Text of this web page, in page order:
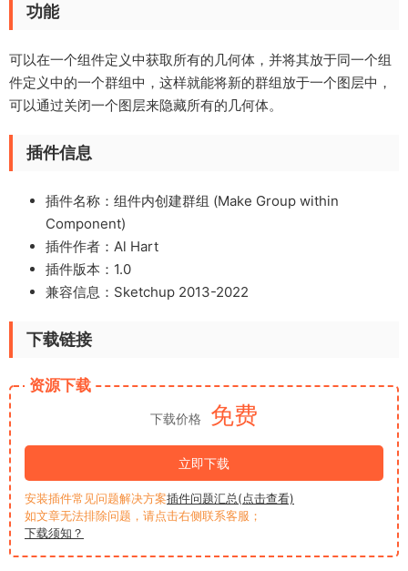
功能
可以在一个组件定义中获取所有的几何体，并将其放于同一个组
件定义中的一个群组中，这样就能将新的群组放于一个图层中，
可以通过关闭一个图层来隐藏所有的几何体。
插件信息
插件名称：组件内创建群组 (Make Group within
Component)
插件作者：Al Hart
插件版本：1.0
兼容信息：Sketchup 2013-2022
下载链接
资源下载
下载价格 免费
立即下载
安装插件常见问题解决方案插件问题汇总(点击查看)
如文章无法排除问题，请点击右侧联系客服；
下载须知？